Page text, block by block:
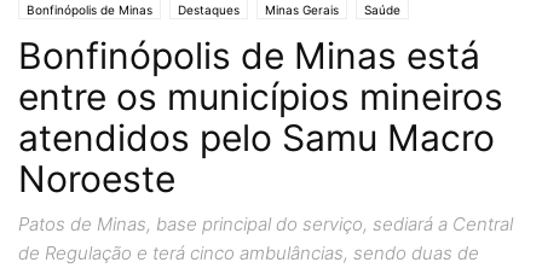
Bonfinópolis de Minas Destaques Minas Gerais Saúde
Bonfinópolis de Minas está
entre os municípios mineiros
atendidos pelo Samu Macro
Noroeste
Patos de Minas, base principal do serviço, sediará a Central
de Regulação e terá cinco ambulâncias, sendo duas de